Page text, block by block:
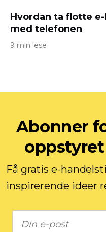
Hvordan ta flotte
med telefonen
9 min lese
Abonner
Få gratis e-
inspirerende ideer